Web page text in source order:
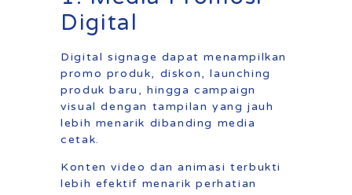
Digital
Digital signage dapat menampilkan
promo produk, diskon, launching
produk baru, hingga campaign
visual dengan tampilan yang jauh
lebih menarik dibanding media
cetak.
Konten video dan animasi terbukti
lebih efektif menarik perhatian